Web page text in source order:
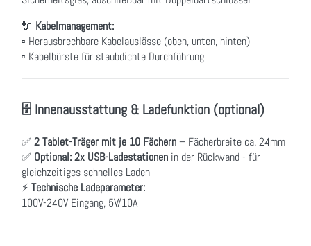
🔌 Kabelmanagement:
▫ Herausbrechbare Kabelauslässe (oben, unten, hinten)
▫ Kabelbürste für staubdichte Durchführung
🗄 Innenausstattung & Ladefunktion (optional)
✅ 2 Tablet-Träger mit je 10 Fächern– Fächerbreite ca. 24mm
✅ Optional: 2x USB-Ladestationen in der Rückwand - für
gleichzeitiges schnelles Laden
⚡Technische Ladeparameter:
100V-240V Eingang, 5V/10A